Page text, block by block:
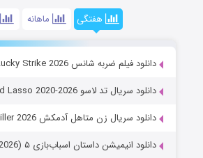
هفتگی ماهانه
دانلود فیلم ضربه شانس Lucky Strike 2026
دانلود سریال تد لاسو Ted Lasso 2020-2026
دانلود سریال زن متاهل آدمکش A Bona Fide Killer 2026
دانلود انیمیشن داستان اسباب‌بازی ۵ Toy Story 5 (2026)